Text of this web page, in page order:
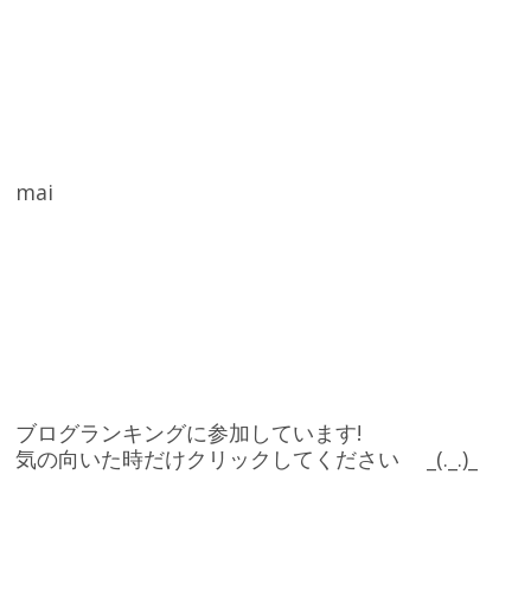
mai
ブログランキングに参加しています!
気の向いた時だけクリックしてください _(._.)_